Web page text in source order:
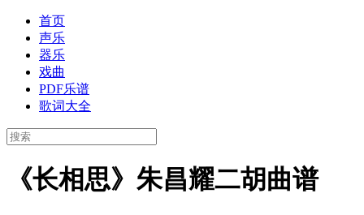
首页
声乐
器乐
戏曲
PDF乐谱
歌词大全
《长相思》朱昌耀二胡曲谱